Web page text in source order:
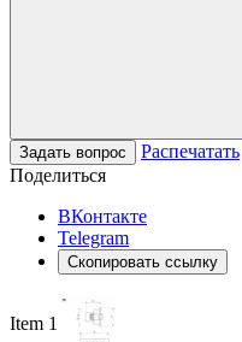
Задать вопрос
Распечатать
Поделиться
ВКонтакте
Telegram
Скопировать ссылку
Item 1 of 5